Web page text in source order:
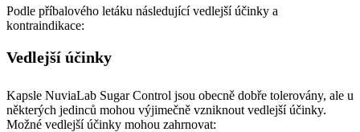
Podle příbalového letáku následující vedlejší účinky a
kontraindikace:
Vedlejší účinky
Kapsle NuviaLab Sugar Control jsou obecně dobře tolerovány, ale u
některých jedinců mohou výjimečně vzniknout vedlejší účinky.
Možné vedlejší účinky mohou zahrnovat: